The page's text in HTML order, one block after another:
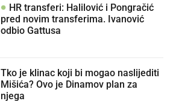
HR transferi: Halilović i Pongračić
pred novim transferima. Ivanović
odbio Gattusa
Tko je klinac koji bi mogao naslijediti
Mišića? Ovo je Dinamov plan za
njega